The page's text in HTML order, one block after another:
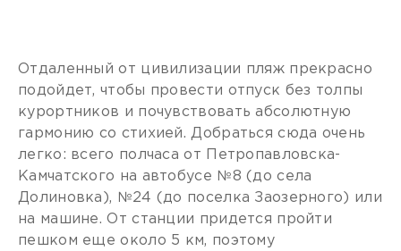
Отдаленный от цивилизации пляж прекрасно
подойдет, чтобы провести отпуск без толпы
курортников и почувствовать абсолютную
гармонию со стихией. Добраться сюда очень
легко: всего полчаса от Петропавловска-
Камчатского на автобусе №8 (до села
Долиновка), №24 (до поселка Заозерного) или
на машине. От станции придется пройти
пешком еще около 5 км, поэтому